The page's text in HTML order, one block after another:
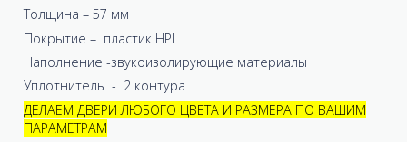
Толщина – 57 мм
Покрытие – пластик HPL
Наполнение -звукоизолирующие материалы
Уплотнитель - 2 контура
ДЕЛАЕМ ДВЕРИ ЛЮБОГО ЦВЕТА И РАЗМЕРА ПО ВАШИМ
ПАРАМЕТРАМ